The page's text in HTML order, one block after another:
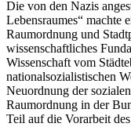
Die von den Nazis
Lebensraumes“ machte
Raumordnung und
wissenschaftliches
Wissenschaft vom
nationalsozialistischen
Neuordnung der
Raumordnung in der
Teil auf die Vorarbeit